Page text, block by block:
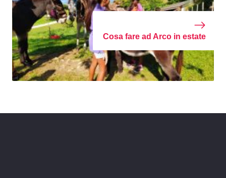
Cosa fare ad Arco in estate